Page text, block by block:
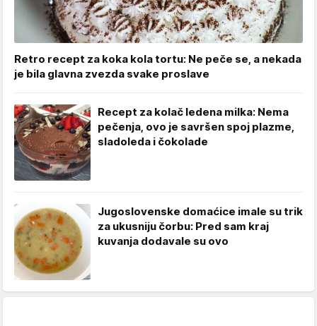
Retro recept za koka kola tortu: Ne peče se, a nekada
je bila glavna zvezda svake proslave
Recept za kolač ledena milka: Nema
pečenja, ovo je savršen spoj plazme,
sladoleda i čokolade
Jugoslovenske domaćice imale su trik
za ukusniju čorbu: Pred sam kraj
kuvanja dodavale su ovo